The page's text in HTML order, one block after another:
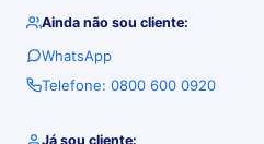
Ainda não sou cliente:
WhatsApp
Telefone: 0800 600 0920
Já sou cliente: